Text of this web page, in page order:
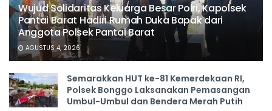
Wujud Solidaritas Keluarga Besar Polri, Kapolsek
Pantai Barat Hadiri Rumah Duka Bapak dari
Anggota Polsek Pantai Barat
AGUSTUS 4, 2026
Semarakkan HUT ke-81 Kemerdekaan RI,
Polsek Bonggo Laksanakan Pemasangan
Umbul-Umbul dan Bendera Merah Putih